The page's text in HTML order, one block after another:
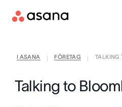
I ASANA FÖRETAG TALKING
Talking to